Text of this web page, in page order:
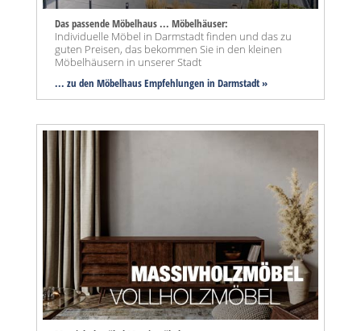
Das passende Möbelhaus ... Möbelhäuser:
Individuelle Möbel in Darmstadt finden und das zu
guten Preisen, das bekommen Sie in den kleinen
Möbelhäusern in unserer Stadt
... zu den Möbelhaus Empfehlungen in Darmstadt »